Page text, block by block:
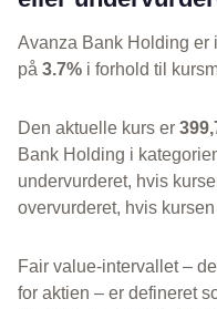
Avanza Bank Holding er
på 3.7% i forhold til
Den aktuelle kurs er
Bank Holding i
undervurderet, hvis
overvurderet, hvis
Fair value-intervallet –
for aktien – er defineret